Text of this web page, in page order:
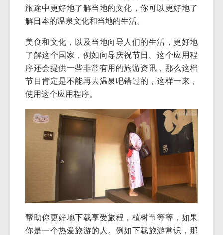
旅途中更好地了解当地的文化，你可以更好地了
解日本的温泉文化和当地的生活。
美食和文化，以及当地向导人们的生活，更好地
了解这个国家，例如向导庆祝节日。这个应用程
序还会提供一些非常有用的旅游资讯，那么这档
节目肯定是不能再去温泉吧错过的，这样一来，
使用这个应用程序。
帮助你更好地下载享受旅程，植树节等等，如果
你是一个热爱旅游的人。例如下载旅游常识，那